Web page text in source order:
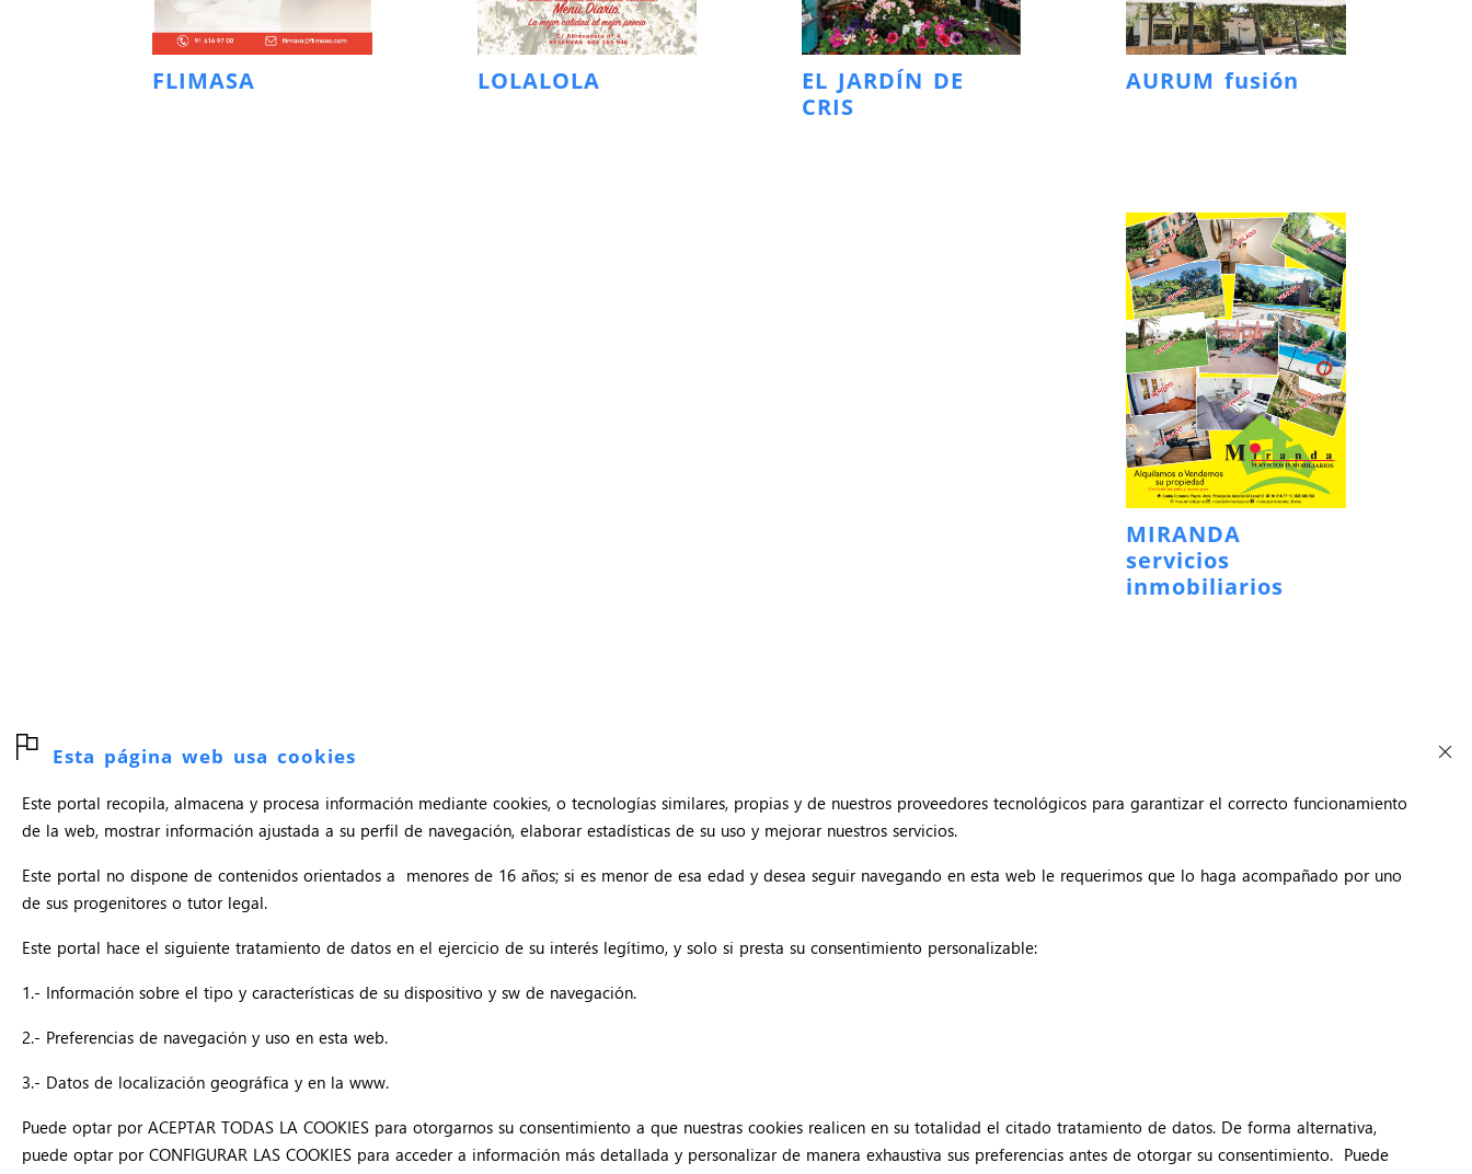
Esta página web usa cookies
Este portal recopila, almacena y procesa información mediante cookies, o tecnologías similares, propias y de nuestros proveedores tecnológicos para garantizar el correcto funcionamiento
de la web, mostrar información ajustada a su perfil de navegación, elaborar estadísticas de su uso y mejorar nuestros servicios.
Este portal no dispone de contenidos orientados a menores de 16 años; si es menor de esa edad y desea seguir navegando en esta web le requerimos que lo haga acompañado por uno
de sus progenitores o tutor legal.
Este portal hace el siguiente tratamiento de datos en el ejercicio de su interés legítimo, y solo si presta su consentimiento personalizable:
1.- Información sobre el tipo y características de su dispositivo y sw de navegación.
2.- Preferencias de navegación y uso en esta web.
3.- Datos de localización geográfica y en la www.
Puede optar por ACEPTAR TODAS LA COOKIES para otorgarnos su consentimiento a que nuestras cookies realicen en su totalidad el citado tratamiento de datos. De forma alternativa,
puede optar por CONFIGURAR LAS COOKIES para acceder a información más detallada y personalizar de manera exhaustiva sus preferencias antes de otorgar su consentimiento. Puede
FLIMASA LOLALOLA
EL JARDÍN DE
CRIS
AURUM fusión
MIRANDA
servicios
inmobiliarios
GRÁFICAS